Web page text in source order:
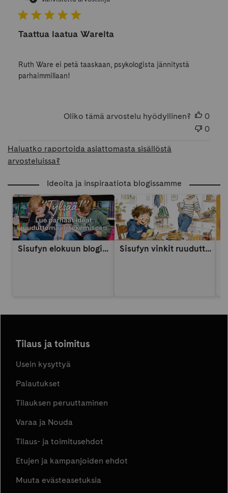
Taattua laatua Warelta
Ruth Ware ei petä taaskaan, psykologista jännitystä
parhaimmillaan!
Oliko tämä arvostelu hyödyllinen?
0
0
Haluatko raportoida asiattomasta sisällöstä
arvosteluissa?
Ideoita ja inspiraatiota blogissamme
Sisufyn elokuun blogi: Näin vahvistat lapsen itsetuntoa someaikana Sisufyn vinkit ruuduttomaan päivään: Vinkki 9
Tilaus ja toimitus
Usein kysyttyä
Palautukset
Tilauksen peruuttaminen
Varaa ja Nouda
Tilaus- ja toimitusehdot
Etujen ja kampanjoiden ehdot
Muuta evästeasetuksia